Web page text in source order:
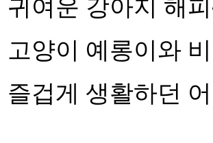
귀여운 강아지 해
고양이 예롱이와
즐겁게 생활하던